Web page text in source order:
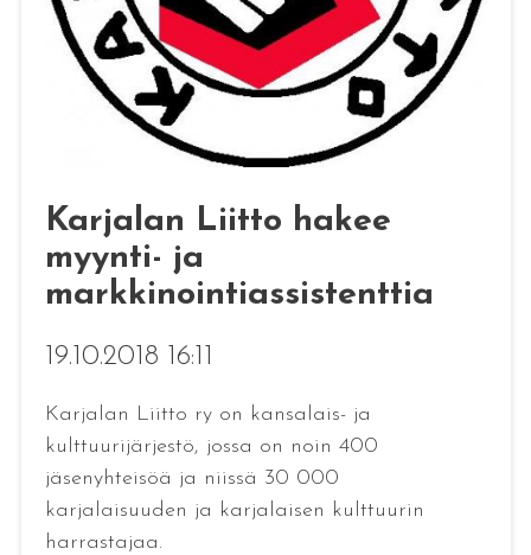
Karjalan Liitto hakee
myynti- ja
markkinointiassistenttia
19.10.2018 16:11
Karjalan Liitto ry on kansalais- ja
kulttuurijärjestö, jossa on noin 400
jäsenyhteisöä ja niissä 30 000
karjalaisuuden ja karjalaisen kulttuurin
harrastajaa.